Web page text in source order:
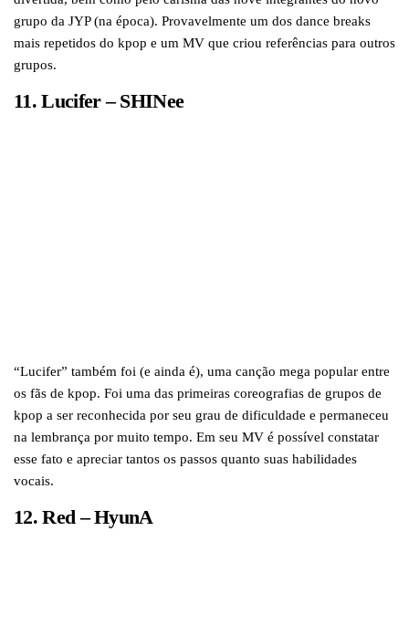
grupo da JYP (na época). Provavelmente um dos dance breaks
mais repetidos do kpop e um MV que criou referências para outros
grupos.
11. Lucifer – SHINee
“Lucifer” também foi (e ainda é), uma canção mega popular entre
os fãs de kpop. Foi uma das primeiras coreografias de grupos de
kpop a ser reconhecida por seu grau de dificuldade e permaneceu
na lembrança por muito tempo. Em seu MV é possível constatar
esse fato e apreciar tantos os passos quanto suas habilidades
vocais.
12. Red – HyunA